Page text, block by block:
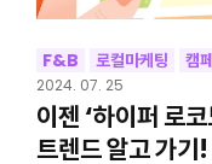
F&B 로컬마케팅 캠
2024. 07. 25
이젠 ‘하이퍼 로
트렌드 알고 가기!